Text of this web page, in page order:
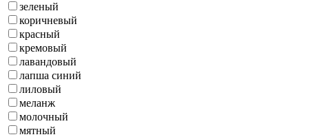
зеленый
коричневый
красный
кремовый
лавандовый
лапша синий
лиловый
меланж
молочный
мятный